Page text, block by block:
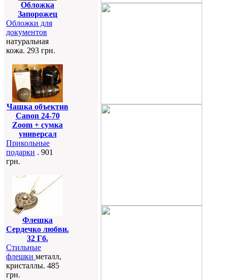
Обложка
Запорожец
Обложки для
документов
натуральная
кожа. 293 грн.
Чашка объектив
Canon 24-70
Zoom + сумка
универсал
Прикольные
подарки . 901
грн.
Флешка
Сердечко любви.
32 Гб.
Стильные
флешки металл,
кристаллы. 485
грн.